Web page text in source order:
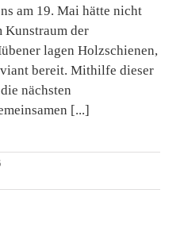
am 19. Mai hätte nicht
Kunstraum der
lagen Holzschienen,
bereit. Mithilfe dieser
nächsten
[...]